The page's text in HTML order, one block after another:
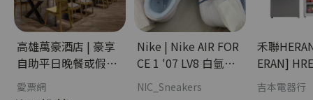
高雄萬豪酒店 | 豪享
自助平日晚餐或假日
午餐－四張一套 - 娛
樂休閒分期
愛票網
Nike | Nike AIR FOR
CE 1 '07 LV8 白氫藍
冰藍 - 流行潮牌分期
NIC_Sneakers
禾聯HERAN | [
ERAN]
變頻雙門
- 家電分期
吉本電器行